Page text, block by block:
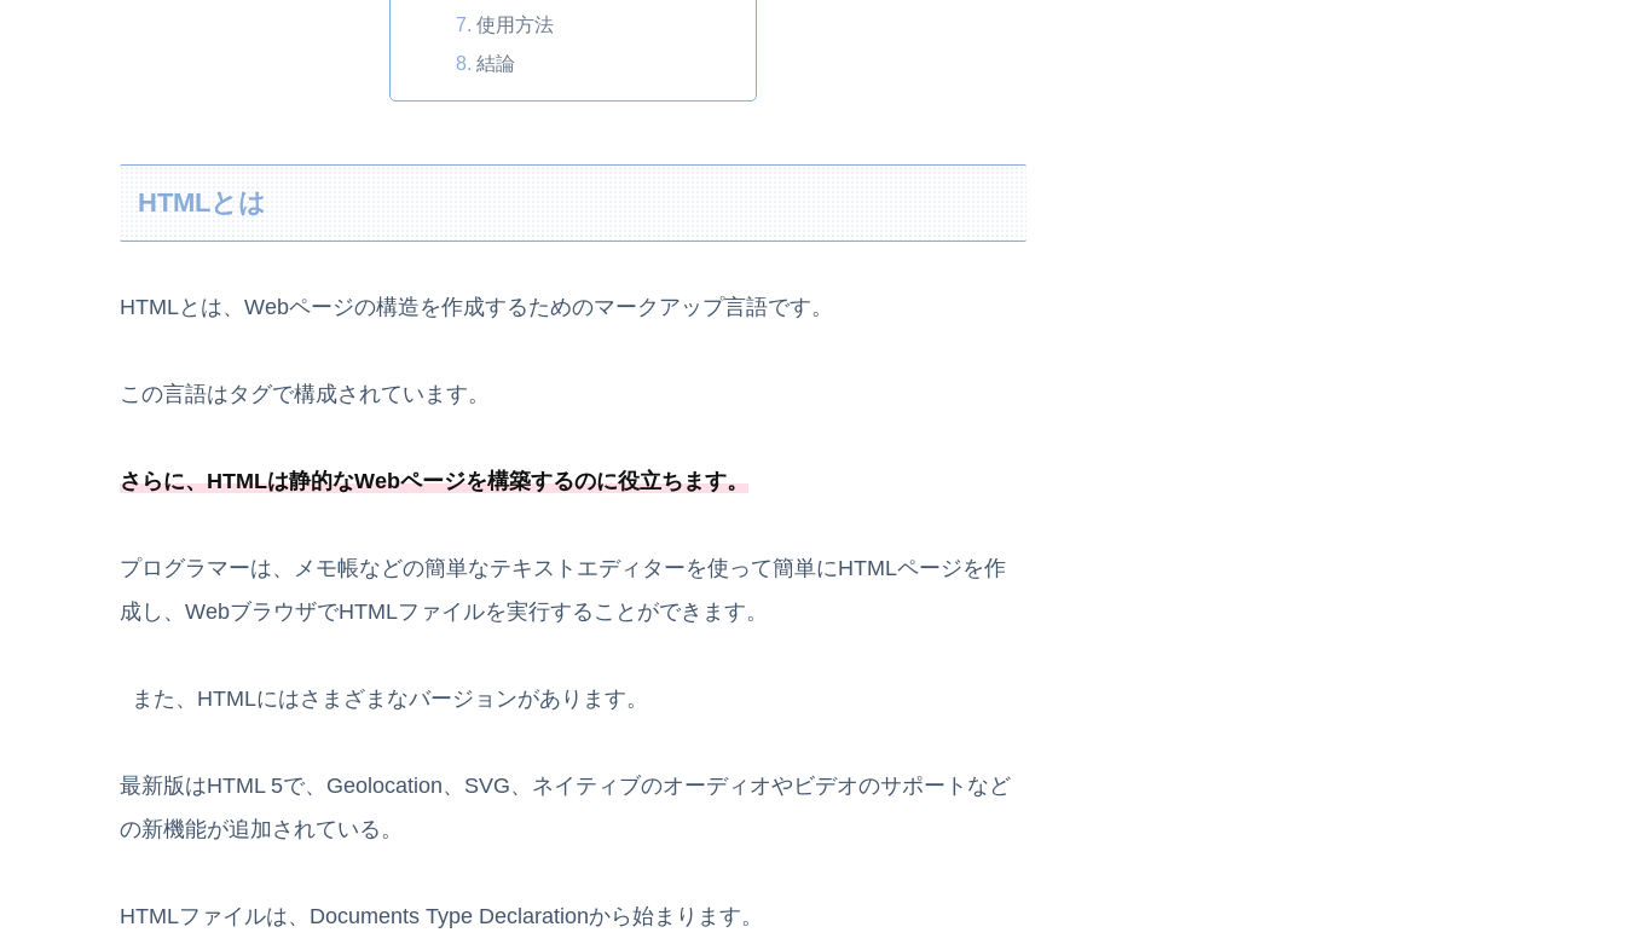
使用方法
結論
HTMLとは
HTMLとは、Webページの構造を作成するためのマークアップ言語です。
この言語はタグで構成されています。
さらに、HTMLは静的なWebページを構築するのに役立ちます。
プログラマーは、メモ帳などの簡単なテキストエディターを使って簡単にHTMLページを作
成し、WebブラウザでHTMLファイルを実行することができます。
また、HTMLにはさまざまなバージョンがあります。
最新版はHTML 5で、Geolocation、SVG、ネイティブのオーディオやビデオのサポートなど
の新機能が追加されている。
HTMLファイルは、Documents Type Declarationから始まります。